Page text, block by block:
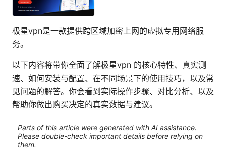
极星vpn是一款提供跨区域加密上网的虚拟专用网络服
务。
以下内容将带你全面了解极星vpn 的核心特性、真实测
速、如何安装与配置、在不同场景下的使用技巧，以及常
见问题的解答。你会看到实际操作步骤、对比分析、以及
帮助你做出购买决定的真实数据与建议。
Parts of this article were generated with AI assistance.
Please double-check important details before relying on
them.